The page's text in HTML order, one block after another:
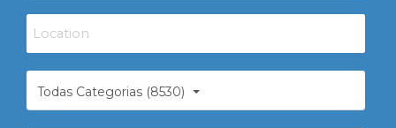
Todas Categorias (8530)